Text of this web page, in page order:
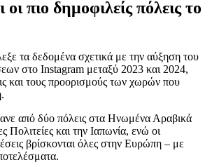
οι πιο δημοφιλείς πόλεις το
τα δεδομένα σχετικά με την αύξηση του
στο Instagram μεταξύ 2023 και 2024,
και τους προορισμούς των χωρών που
από δύο πόλεις στα Ηνωμένα Αραβικά
Πολιτείες και την Ιαπωνία, ενώ οι
βρίσκονται όλες στην Ευρώπη – με